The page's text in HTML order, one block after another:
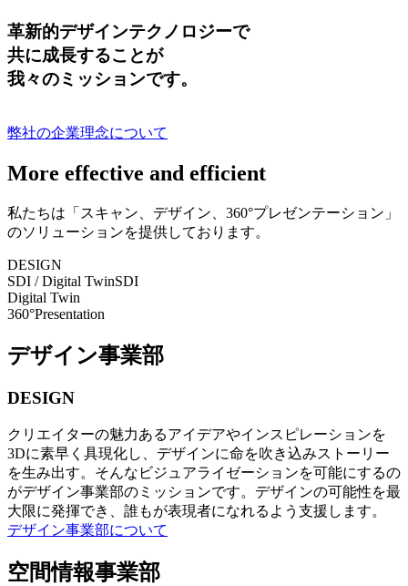
革新的デザインテクノロジーで
共に成長することが
我々のミッションです。
弊社の企業理念について
More effective and efficient
私たちは「スキャン、デザイン、360°プレゼンテーション」
のソリューションを提供しております。
DESIGN
SDI / Digital TwinSDI
Digital Twin
360°Presentation
デザイン事業部
DESIGN
クリエイターの魅力あるアイデアやインスピレーションを
3Dに素早く具現化し、デザインに命を吹き込みストーリー
を生み出す。そんなビジュアライゼーションを可能にするの
がデザイン事業部のミッションです。デザインの可能性を最
大限に発揮でき、誰もが表現者になれるよう支援します。
デザイン事業部について
空間情報事業部